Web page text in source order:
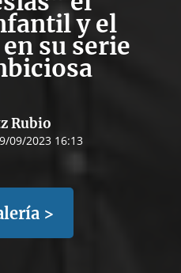
y el
su serie
Rubio
09/2023 16:13
>